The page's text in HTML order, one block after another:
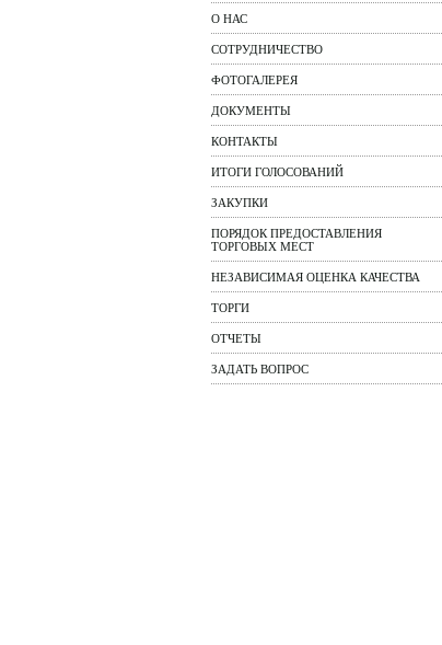
О НАС
СОТРУДНИЧЕСТВО
ФОТОГАЛЕРЕЯ
ДОКУМЕНТЫ
КОНТАКТЫ
ИТОГИ ГОЛОСОВАНИЙ
ЗАКУПКИ
ПОРЯДОК ПРЕДОСТАВЛЕНИЯ
ТОРГОВЫХ МЕСТ
НЕЗАВИСИМАЯ ОЦЕНКА КАЧЕСТВА
ТОРГИ
ОТЧЕТЫ
ЗАДАТЬ ВОПРОС